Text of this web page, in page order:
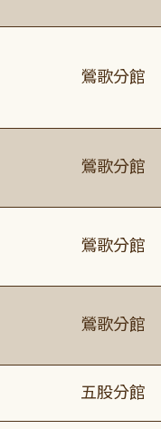
鶯歌分館
鶯歌分館
鶯歌分館
鶯歌分館
五股分館